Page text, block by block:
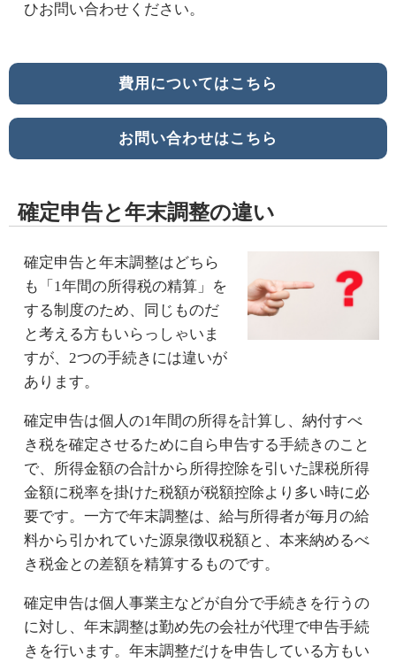
ひお問い合わせください。
費用についてはこちら
お問い合わせはこちら
確定申告と年末調整の違い
確定申告と年末調整はどちら
も「1年間の所得税の精算」を
する制度のため、同じものだ
と考える方もいらっしゃいま
すが、2つの手続きには違いが
あります。
確定申告は個人の1年間の所得を計算し、納付すべ
き税を確定させるために自ら申告する手続きのこと
で、所得金額の合計から所得控除を引いた課税所得
金額に税率を掛けた税額が税額控除より多い時に必
要です。一方で年末調整は、給与所得者が毎月の給
料から引かれていた源泉徴収税額と、本来納めるべ
き税金との差額を精算するものです。
確定申告は個人事業主などが自分で手続きを行うの
に対し、年末調整は勤め先の会社が代理で申告手続
きを行います。年末調整だけを申告している方もい